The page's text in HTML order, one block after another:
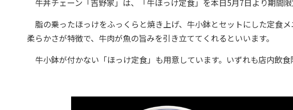
脂の乗ったほっけをふっくらと焼き上げ、牛小鉢とセットにした定食
柔らかさが特徴で、牛肉が魚の旨みを引き立ててくれるといいます。
牛小鉢が付かない「ほっけ定食」も用意しています。いずれも店内飲食